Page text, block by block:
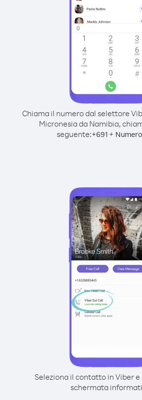
Chiama il numero dal selettore
Micronesia da Namibia,
seguente:+691+
Seleziona il contatto in Viber
schermata